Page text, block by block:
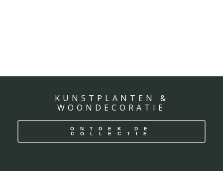
KUNSTPLANTEN &
WOONDECORATIE
ONTDEK DE
COLLECTIE